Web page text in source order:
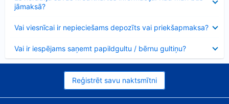
jāmaksā?
Vai viesnīcai ir nepieciešams depozīts vai priekšapmaksa?
Vai ir iespējams saņemt papildgultu / bērnu gultiņu?
Reģistrēt savu naktsmītni